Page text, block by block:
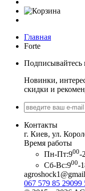
Главная
Forte
Подписывайтесь
Новинки,
скидки и
Контакты
г. Киев, ул.
Время работы
Пн-Пт:900-
Сб-Вс:900-
067 579 85 29099